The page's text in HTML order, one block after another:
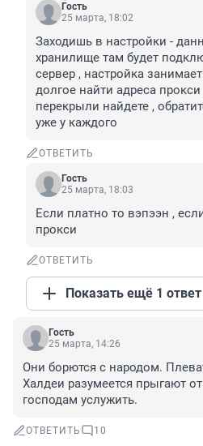
Гость
25 марта, 18:02
Заходишь в настройки -
хранилище там будет
сервер , настройка
долгое найти адреса
перекрыли найдете ,
уже у каждого
ОТВЕТИТЬ
Гость
25 марта, 18:03
Если платно то вэпээн ,
прокси
ОТВЕТИТЬ
Показать ещё 1 ответ
Гость
25 марта, 14:26
Они борются с народом.
Халдеи разумеется прыгают
господам услужить.
ОТВЕТИТЬ 10